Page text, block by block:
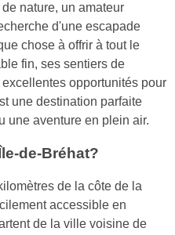
nature, un amateur
d'une escapade
chose à offrir à tout le
fin, ses sentiers de
opportunités pour
une destination parfaite
une aventure en plein air.
de-Bréhat?
de la côte de la
accessible en
de la ville voisine de